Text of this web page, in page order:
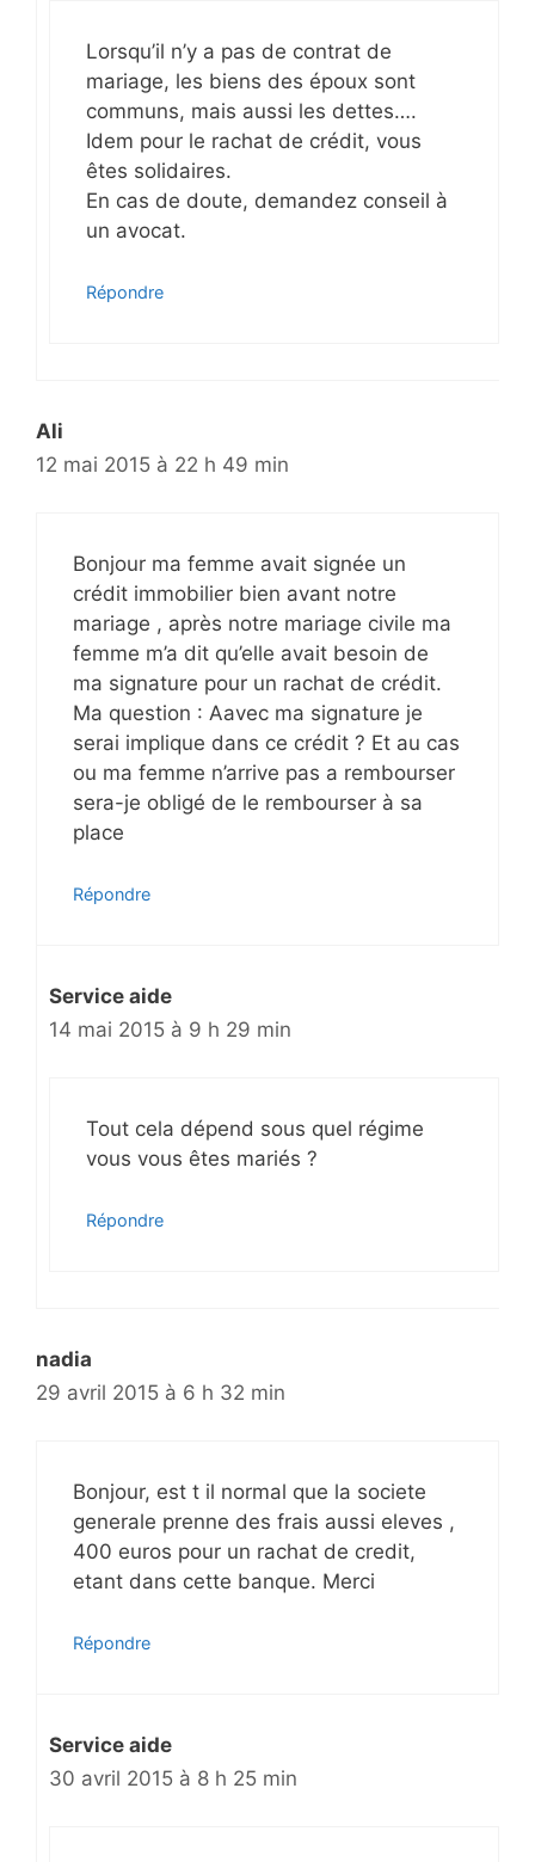
Lorsqu’il n’y a pas de contrat de
mariage, les biens des époux sont
communs, mais aussi les dettes….
Idem pour le rachat de crédit, vous
êtes solidaires.
En cas de doute, demandez conseil à
un avocat.
Répondre
Ali
12 mai 2015 à 22 h 49 min
Bonjour ma femme avait signée un
crédit immobilier bien avant notre
mariage , après notre mariage civile ma
femme m’a dit qu’elle avait besoin de
ma signature pour un rachat de crédit.
Ma question : Aavec ma signature je
serai implique dans ce crédit ? Et au cas
ou ma femme n’arrive pas a rembourser
sera-je obligé de le rembourser à sa
place
Répondre
Service aide
14 mai 2015 à 9 h 29 min
Tout cela dépend sous quel régime
vous vous êtes mariés ?
Répondre
nadia
29 avril 2015 à 6 h 32 min
Bonjour, est t il normal que la societe
generale prenne des frais aussi eleves ,
400 euros pour un rachat de credit,
etant dans cette banque. Merci
Répondre
Service aide
30 avril 2015 à 8 h 25 min